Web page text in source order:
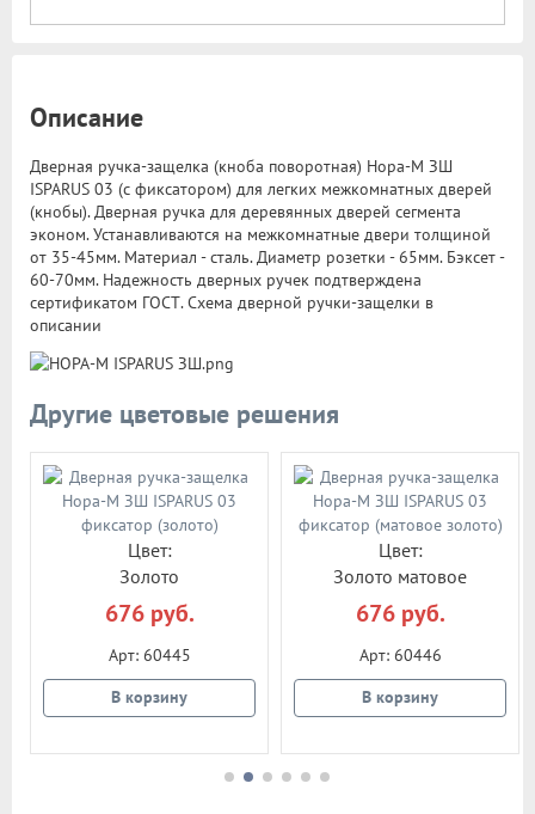
Описание
Дверная ручка-защелка (кноба поворотная) Нора-М ЗШ
ISPARUS 03 (с фиксатором) для легких межкомнатных дверей
(кнобы). Дверная ручка для деревянных дверей сегмента
эконом. Устанавливаются на межкомнатные двери толщиной
от 35-45мм. Материал - сталь. Диаметр розетки - 65мм. Бэксет -
60-70мм. Надежность дверных ручек подтверждена
сертификатом ГОСТ. Схема дверной ручки-защелки в
описании
Другие цветовые решения
Цвет:
Золото
676 руб.
Арт: 60445
В корзину
Цвет:
Золото матовое
676 руб.
Арт: 60446
В корзину